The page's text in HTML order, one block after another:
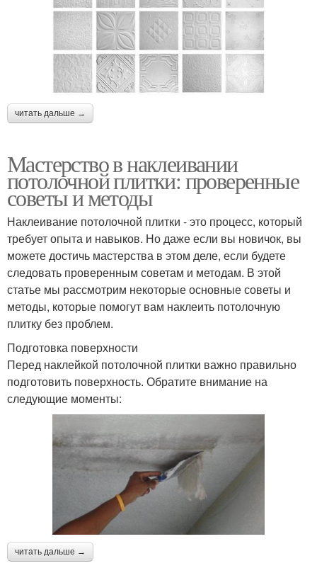
читать дальше →
Мастерство в наклеивании
потолочной плитки: проверенные
советы и методы
Наклеивание потолочной плитки - это процесс, который
требует опыта и навыков. Но даже если вы новичок, вы
можете достичь мастерства в этом деле, если будете
следовать проверенным советам и методам. В этой
статье мы рассмотрим некоторые основные советы и
методы, которые помогут вам наклеить потолочную
плитку без проблем.
Подготовка поверхности
Перед наклейкой потолочной плитки важно правильно
подготовить поверхность. Обратите внимание на
следующие моменты:
читать дальше →